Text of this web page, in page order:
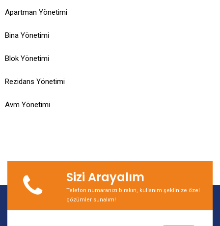
Apartman Yönetimi
Bina Yönetimi
Blok Yönetimi
Rezidans Yönetimi
Avm Yönetimi
Sizi Arayalım
Telefon numaranızı bırakın, kullanım şeklinize özel
çözümler sunalım!